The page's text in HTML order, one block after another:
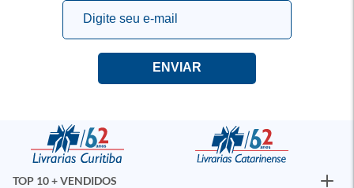
TOP 10 + VENDIDOS